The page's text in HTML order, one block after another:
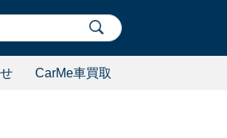
CarMe車買取